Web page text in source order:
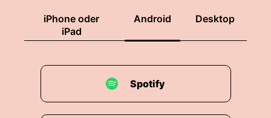
iPhone oder
iPad
Android Desktop
Spotify